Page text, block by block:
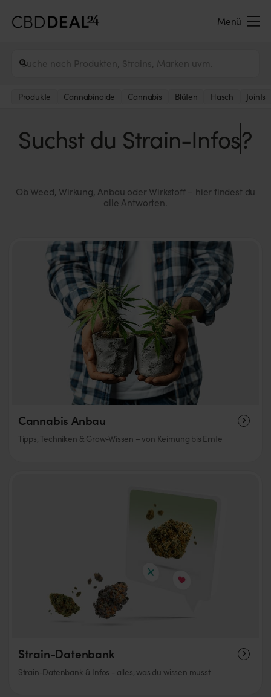
Menü
Produkte Cannabinoide Cannabis Blüten Hasch Joints
Suchst duT?
Ob Weed, Wirkung, Anbau oder Wirkstoff – hier findest du
alle Antworten.
Cannabis Anbau
Tipps, Techniken & Grow-Wissen – von Keimung bis Ernte
Strain-Datenbank
Strain-Datenbank & Infos - alles, was du wissen musst